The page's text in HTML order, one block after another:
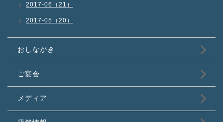
2017-06（21）
2017-05（20）
おしながき
ご宴会
メディア